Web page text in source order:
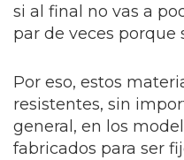
si al final no vas a
par de veces porque
Por eso, estos
resistentes, sin
general, en los
fabricados para ser